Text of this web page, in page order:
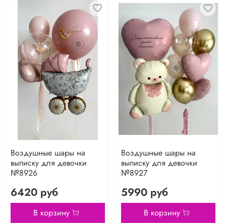
Воздушные шары на
выписку для девочки
№8926
6420 руб
В корзину
Воздушные шары на
выписку для девочки
№8927
5990 руб
В корзину